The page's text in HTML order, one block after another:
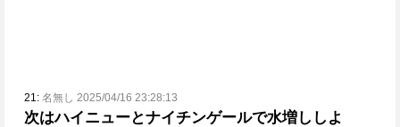
21: 名無し 2025/04/16 23:28:13
次はハイニューとナイチンゲールで水増ししよ